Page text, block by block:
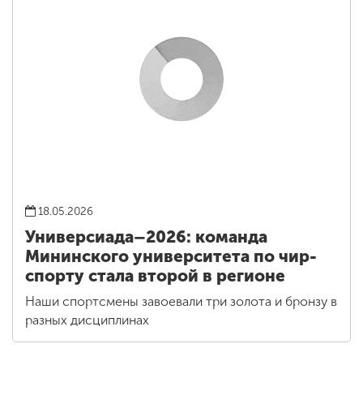
18.05.2026
Универсиада–2026: команда
Мининского университета по чир-
спорту стала второй в регионе
Наши спортсмены завоевали три золота и бронзу в
разных дисциплинах